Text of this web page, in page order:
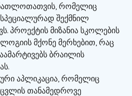
რომელიც
სპეციალურად შექმნილ
პროექტის მიზანია სკოლების
მქონე მერხებით, რაც
ბრაილის
აპლიკაცია, რომელიც
თანამედროვე